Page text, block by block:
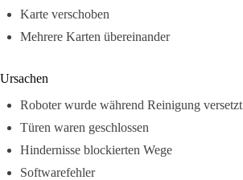
Karte verschoben
Mehrere Karten übereinander
Ursachen
Roboter wurde während Reinigung versetzt
Türen waren geschlossen
Hindernisse blockierten Wege
Softwarefehler